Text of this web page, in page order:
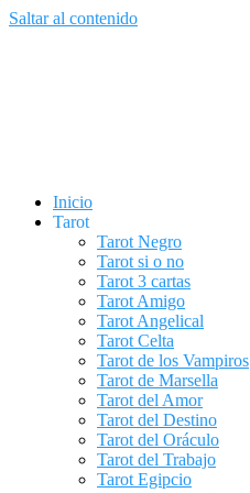
Saltar al contenido
Inicio
Tarot
Tarot Negro
Tarot si o no
Tarot 3 cartas
Tarot Amigo
Tarot Angelical
Tarot Celta
Tarot de los Vampiros
Tarot de Marsella
Tarot del Amor
Tarot del Destino
Tarot del Oráculo
Tarot del Trabajo
Tarot Egipcio